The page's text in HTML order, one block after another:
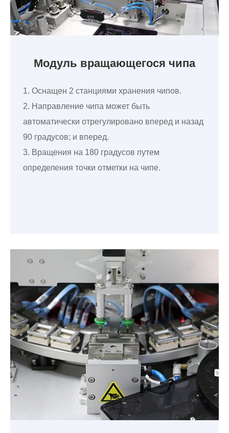
Модуль вращающегося чипа
1. Оснащен 2 станциями хранения чипов.
2. Направление чипа может быть
автоматически отрегулировано вперед и назад
90 градусов; и вперед.
3. Вращения на 180 градусов путем
определения точки отметки на чипе.